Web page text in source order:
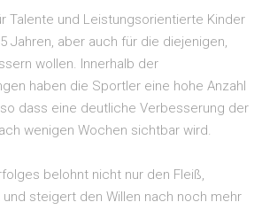
Talente und Leistungsorientierte Kinder
Jahren, aber auch für die diejenigen,
wollen. Innerhalb der
haben die Sportler eine hohe Anzahl
dass eine deutliche Verbesserung der
wenigen Wochen sichtbar wird.
belohnt nicht nur den Fleiß,
steigert den Willen nach noch mehr